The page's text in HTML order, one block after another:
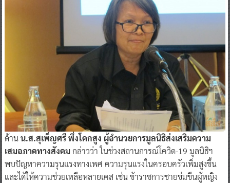
ด้านน.ส.สุเพ็ญศรี พึ่งโคกสูง ผู้อำนวยการมูลนิธิส่งเสริมความ
เสมอภาคทางสังคม กล่าวว่า ในช่วงสถานการณ์โควิด-19 มูลนิธิฯ
พบปัญหาความรุนแรงทางเพศ ความรุนแรงในครอบครัวเพิ่มสูงขึ้น
และได้ให้ความช่วยเหลือหลายเคส เช่น ข้าราชการชายข่มขืนผู้หญิง